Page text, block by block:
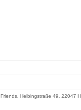
Helbingstraße 49, 22047